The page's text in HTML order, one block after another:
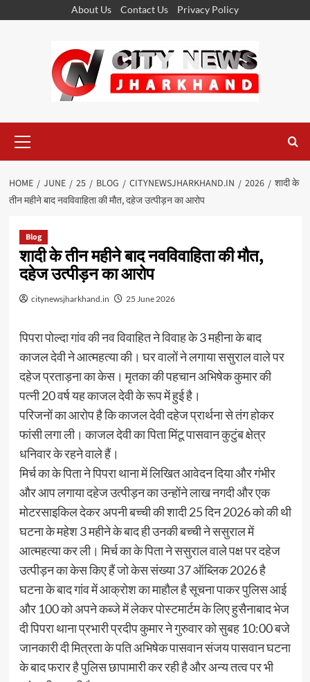
About Us Contact Us Privacy Policy
Menu
HOME JUNE 25 BLOG CITYNEWSJHARKHAND.IN 2026
शादी के
तीन महीने बाद नवविवाहिता की मौत, दहेज उत्पीड़न का आरोप
Blog
शादी के तीन महीने बाद नवविवाहिता की मौत,
दहेज उत्पीड़न का आरोप
citynewsjharkhand.in 25 June 2026
पिपरा पोल्दा गांव की नव विवाहित ने विवाह के 3 महीना के बाद
काजल देवी ने आत्महत्या की। घर वालों ने लगाया ससुराल वाले पर
दहेज प्रताड़ना का केस। मृतका की पहचान अभिषेक कुमार की
पत्नी 20 वर्ष यह काजल देवी के रूप में हुई है।
परिजनों का आरोप है कि काजल देवी दहेज प्रार्थना से तंग होकर
फांसी लगा ली। काजल देवी का पिता मिंटू पासवान कुटुंब क्षेत्र
धनिवार के रहने वाले हैं।
मिर्च का के पिता ने पिपरा थाना में लिखित आवेदन दिया और गंभीर
और आप लगाया दहेज उत्पीड़न का उन्होंने लाख नगदी और एक
मोटरसाइकिल देकर अपनी बच्ची की शादी 25 दिन 2026 को की थी
घटना के महेश 3 महीने के बाद ही उनकी बच्ची ने ससुराल में
आत्महत्या कर ली। मिर्च का के पिता ने ससुराल वाले पक्ष पर दहेज
उत्पीड़न का केस किए हैं जो केस संख्या 37 ऑब्लिक 2026 है
घटना के बाद गांव में आक्रोश का माहौल है सूचना पाकर पुलिस आई
और 100 को अपने कब्जे में लेकर पोस्टमार्टम के लिए हुसैनाबाद भेज
दी पिपरा थाना प्रभारी प्रदीप कुमार ने गुरुवार को सुबह 10:00 बजे
जानकारी दी मित्रता के पति अभिषेक पासवान संजय पासवान घटना
के बाद फरार है पुलिस छापामारी कर रही है और अन्य तत्व पर भी